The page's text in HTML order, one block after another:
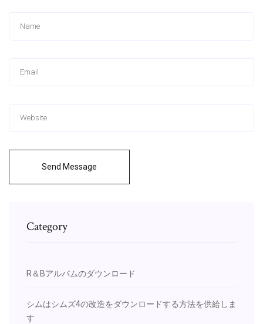
Send Message
Category
R＆Bアルバムのダウンロード
シムはシムズ4の改造をダウンロードする方法を供給しま
す